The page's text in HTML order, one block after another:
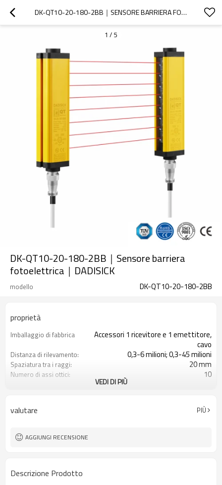
DK-QT10-20-180-2BB｜SENSORE BARRIERA FOTOELETTRICA｜DADISICK
1 / 5
DK-QT10-20-180-2BB｜Sensore barriera
fotoelettrica｜DADISICK
modello DK-QT10-20-180-2BB
proprietà
Imballaggio di fabbrica
Accessori 1 ricevitore e 1 emettitore,
cavo
Distanza di rilevamento: 0,3-6 milioni; 0,3-45 milioni
Spaziatura tra i raggi: 20 mm
Numero di assi ottici: 10
Spina di interfaccia Dotato di connettore M16
Certificazione:
VEDI DI PIÙ
valutare PIÙ
AGGIUNGI RECENSIONE
Descrizione Prodotto